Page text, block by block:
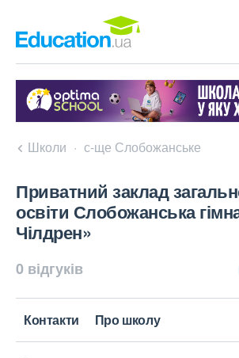
Школи с-ще Слобожанське
Приватний заклад
освіти Слобожанська
Чілдрен»
0 відгуків
Контакти Про школу